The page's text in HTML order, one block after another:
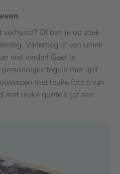
verhuisd? Of ben je op zoek
Vaderdag of een uniek
niet verder! Geef je
tegels met lijst
met leuke foto’s van
leuke quote’s (of een